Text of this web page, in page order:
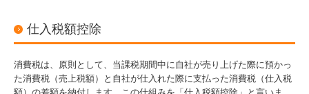
仕入税額控除
消費税は、原則として、当課税期間中に自社が売り上げた際に預かっ
た消費税（売上税額）と自社が仕入れた際に支払った消費税（仕入税